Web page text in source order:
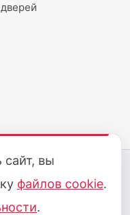
защищены
· Политика cookie
вы
файлов cookie.
.